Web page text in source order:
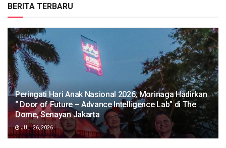
BERITA TERBARU
Peringati Hari Anak Nasional 2026, Morinaga Hadirkan
“ Door of Future – Advance Intelligence Lab” di The
Dome, Senayan Jakarta
JULI 26, 2026